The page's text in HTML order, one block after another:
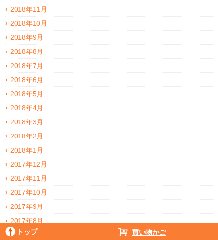
2018年11月
2018年10月
2018年9月
2018年8月
2018年7月
2018年6月
2018年5月
2018年4月
2018年3月
2018年2月
2018年1月
2017年12月
2017年11月
2017年10月
2017年9月
2017年8月
2017年7月
トップ 買い物かご